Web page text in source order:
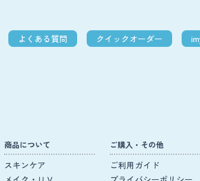
よくある質問 クイックオーダー
商品について
スキンケア
ご購入・その他
ご利用ガイド